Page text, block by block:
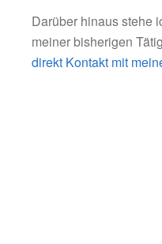
Darüber hinaus stehe
meiner bisherigen
direkt Kontakt mit